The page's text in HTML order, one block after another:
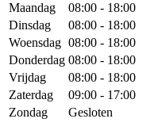
Maandag
08:00 - 18:00
Dinsdag
08:00 - 18:00
Woensdag 08:00 - 18:00
Donderdag 08:00 - 18:00
Vrijdag
08:00 - 18:00
Zaterdag
09:00 - 17:00
Zondag
Gesloten